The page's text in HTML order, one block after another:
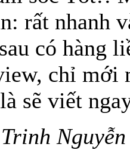
rất nhanh
có hàng
chỉ mới
sẽ viết
Nguyễn